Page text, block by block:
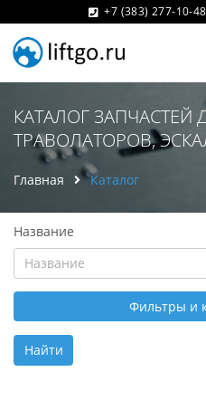
+7 (383) 277-10-48
КАТАЛОГ ЗАПЧАСТЕЙ
ТРАВОЛАТОРОВ,
Главная Каталог
Название
Фильтры и
Найти